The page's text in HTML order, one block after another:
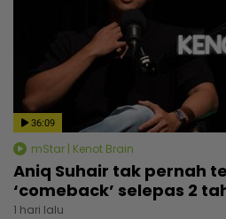
36:09
mStar | Kenot Brain
Aniq Suhair tak pernah
‘comeback’ selepas 2
1 hari lalu